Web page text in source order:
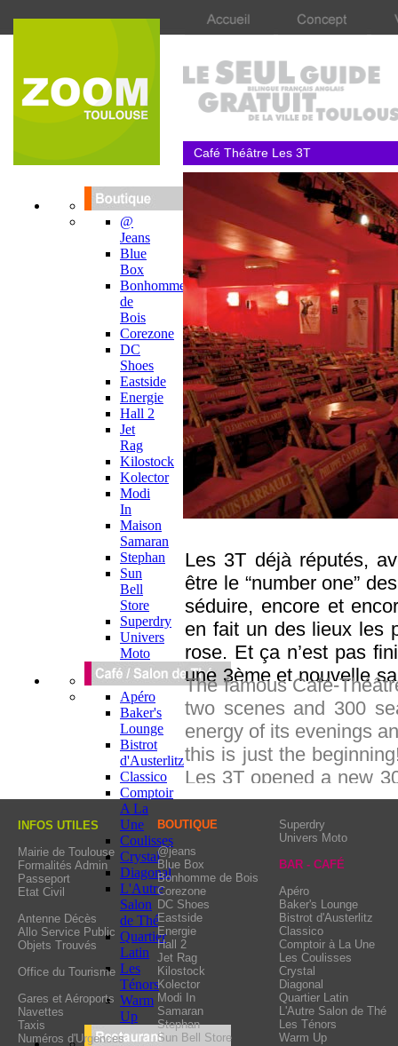
The famous Café-
two scenes and 300
energy of its evenings
this is just the
Les 3T opened a new
The atmosphere is
a cosy hallway, a
waiters in tuxedos and
lifted and smarter,
Les 3T déjà réputés,
être le “number one”
séduire, encore et
en fait un des lieux les
rose. Et ça n’est pas
une 3ème et nouvelle
nouvel écrin aux
Belle Époque, une
lounge, des tentures
formule conviviale
avouons le, ça nous
Café Théâtre Les 3T
@
Jeans
Blue
Box
Bonhomme
de
Bois
Corezone
DC
Shoes
Eastside
Energie
Hall 2
Jet
Rag
Kilostock
Kolector
Modi
In
Maison
Samaran
Stephan
Sun
Bell
Store
Superdry
Univers
Moto
Apéro
Baker's
Lounge
Bistrot
d'Austerlitz
Classico
Comptoir
A La
Une
Coulisses
Crystal
Diagonal
L'Autre
Salon
de Thé
Quartier
Latin
Les
Ténors
Warm
Up
INFOS UTILES
Mairie de Toulouse
Formalités Admin
Passeport
Etat Civil
Antenne Décès
Allo Service Public
Objets Trouvés
Office du Tourisme
Gares et Aéroports
Navettes
Taxis
Numéros d'Urgences
Superdry
Univers Moto
BAR - CAFÉ
Apéro
Baker's Lounge
Bistrot d'Austerlitz
Classico
Comptoir à La Une
Les Coulisses
Crystal
Diagonal
Quartier Latin
L'Autre Salon de Thé
Les Ténors
Warm Up
BOUTIQUE
@jeans
Blue Box
Bonhomme de Bois
Corezone
DC Shoes
Eastside
Energie
Hall 2
Jet Rag
Kilostock
Kolector
Modi In
Samaran
Stephan
Sun Bell Store